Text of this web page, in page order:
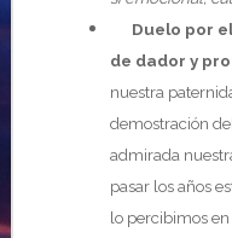
Duelo por
de dador y
nuestra
demostración
admirada
pasar los años
lo percibimos